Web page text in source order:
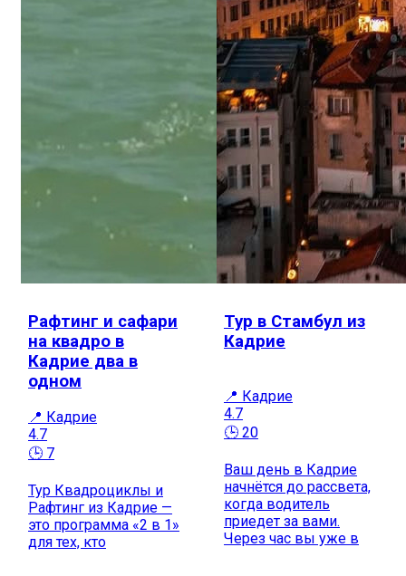
Рафтинг и сафари
на квадро в
Кадрие два в
одном
📍 Кадрие
4.7
🕒 7
Тур Квадроциклы и
Рафтинг из Кадрие —
это программа «2 в 1»
для тех, кто
Тур в Стамбул из
Кадрие
📍 Кадрие
4.7
🕒 20
Ваш день в Кадрие
начнётся до рассвета,
когда водитель
приедет за вами.
Через час вы уже в